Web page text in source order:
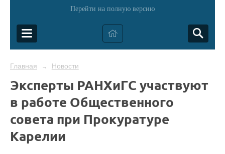
Перейти на полную версию
Главная → Новости
Эксперты РАНХиГС участвуют
в работе Общественного
совета при Прокуратуре
Карелии